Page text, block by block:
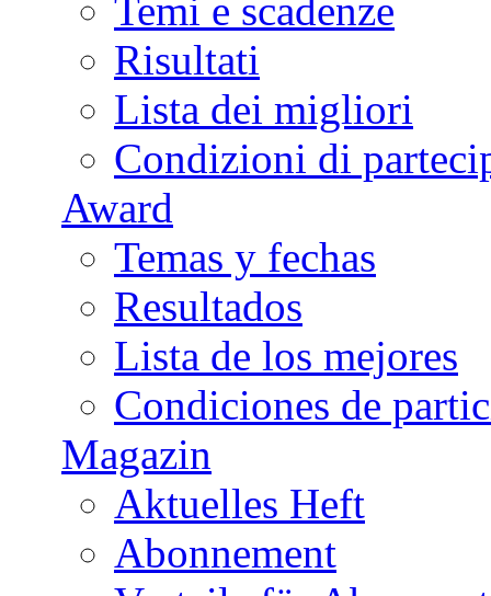
Temi e scadenze
Risultati
Lista dei migliori
Condizioni di
Award
Temas y fechas
Resultados
Lista de los mejores
Condiciones de
Magazin
Aktuelles Heft
Abonnement